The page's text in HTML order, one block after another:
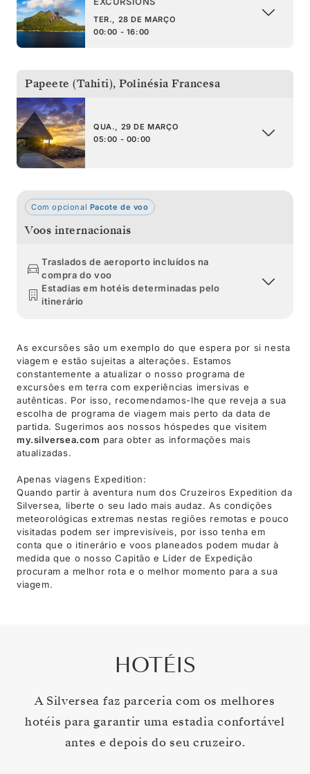
TER., 28 DE MARÇO
00:00 - 16:00
Papeete (Tahiti), Polinésia Francesa
QUA., 29 DE MARÇO
05:00 - 00:00
Com opcional Pacote de voo
Voos internacionais
Traslados de aeroporto incluídos na
compra do voo
Estadias em hotéis determinadas pelo
itinerário
As excursões são um exemplo do que espera por si nesta
viagem e estão sujeitas a alterações. Estamos
constantemente a atualizar o nosso programa de
excursões em terra com experiências imersivas e
autênticas. Por isso, recomendamos-lhe que reveja a sua
escolha de programa de viagem mais perto da data de
partida. Sugerimos aos nossos hóspedes que visitem
my.silversea.com para obter as informações mais
atualizadas.
Apenas viagens Expedition:
Quando partir à aventura num dos Cruzeiros Expedition da
Silversea, liberte o seu lado mais audaz. As condições
meteorológicas extremas nestas regiões remotas e pouco
visitadas podem ser imprevisíveis, por isso tenha em
conta que o itinerário e voos planeados podem mudar à
medida que o nosso Capitão e Líder de Expedição
procuram a melhor rota e o melhor momento para a sua
viagem.
HOTÉIS
A Silversea faz parceria com os melhores
hotéis para garantir uma estadia confortável
antes e depois do seu cruzeiro.